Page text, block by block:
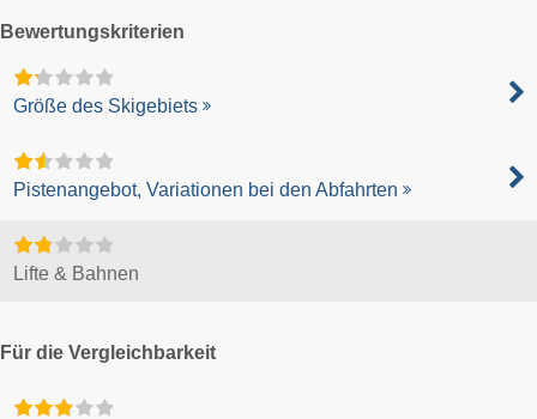
Bewertungskriterien
Größe des Skigebiets
Pistenangebot, Variationen bei den Abfahrten
Lifte & Bahnen
Für die Vergleichbarkeit